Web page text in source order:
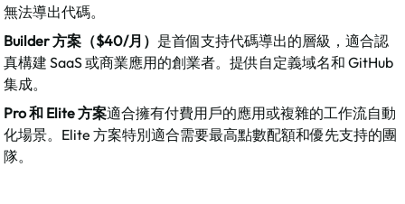
無法導出代碼。​
Builder 方案（$40/月） 是首個支持代碼導出的層級，適合認
真構建 SaaS 或商業應用的創業者。提供自定義域名和 GitHub
集成。​
Pro 和 Elite 方案適合擁有付費用戶的應用或複雜的工作流自動
化場景。Elite 方案特別適合需要最高點數配額和優先支持的團
隊。​